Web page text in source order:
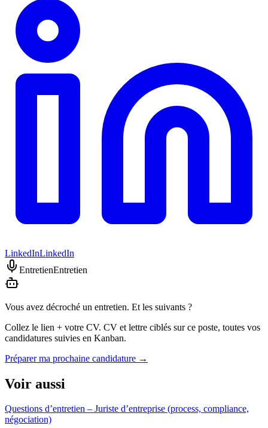
LinkedInLinkedIn
EntretienEntretien
Vous avez décroché un entretien. Et les suivants ?
Collez le lien + votre CV. CV et lettre ciblés sur ce poste, toutes vos
candidatures suivies en Kanban.
Préparer ma prochaine candidature →
Voir aussi
Questions d’entretien – Juriste d’entreprise (process, compliance,
négociation)